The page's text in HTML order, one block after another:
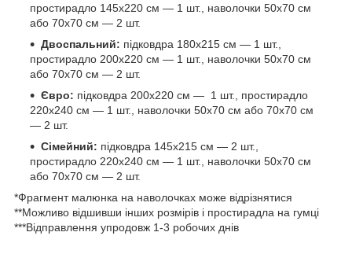
простирадло 145х220 см — 1 шт., наволочки 50х70 см
або 70х70 см — 2 шт.
Двоспальний: підковдра 180х215 см — 1 шт.,
простирадло 200х220 см — 1 шт., наволочки 50х70 см
або 70х70 см — 2 шт.
Євро: підковдра 200х220 см — 1 шт., простирадло
220х240 см — 1 шт., наволочки 50х70 см або 70х70 см
— 2 шт.
Сімейний: підковдра 145х215 см — 2 шт.,
простирадло 220х240 см — 1 шт., наволочки 50х70 см
або 70х70 см — 2 шт.
*Фрагмент малюнка на наволочках може відрізнятися
**Можливо відшивши інших розмірів і простирадла на гумці
***Відправлення упродовж 1-3 робочих днів